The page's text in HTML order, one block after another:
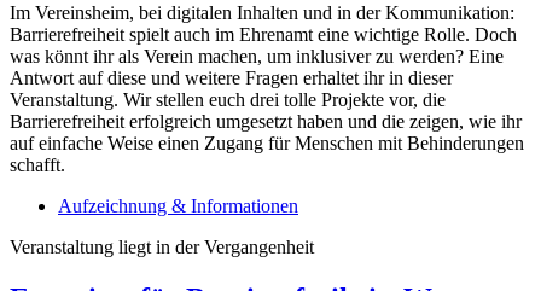
Im Vereinsheim, bei digitalen Inhalten und in der Kommunikation:
Barrierefreiheit spielt auch im Ehrenamt eine wichtige Rolle. Doch
was könnt ihr als Verein machen, um inklusiver zu werden? Eine
Antwort auf diese und weitere Fragen erhaltet ihr in dieser
Veranstaltung. Wir stellen euch drei tolle Projekte vor, die
Barrierefreiheit erfolgreich umgesetzt haben und die zeigen, wie ihr
auf einfache Weise einen Zugang für Menschen mit Behinderungen
schafft.
Aufzeichnung & Informationen
Veranstaltung liegt in der Vergangenheit